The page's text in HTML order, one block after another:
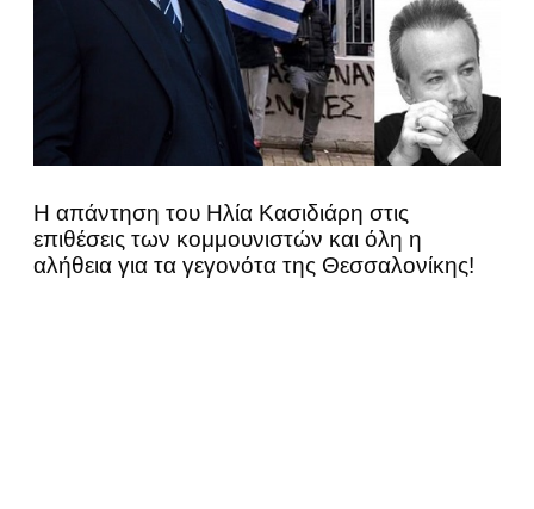
Η απάντηση του Ηλία Κασιδιάρη στις
επιθέσεις των κομμουνιστών και όλη η
αλήθεια για τα γεγονότα της Θεσσαλονίκης!